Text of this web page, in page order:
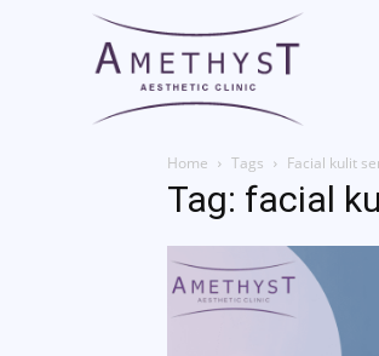
Home Tags Facial kulit
Tag: facial